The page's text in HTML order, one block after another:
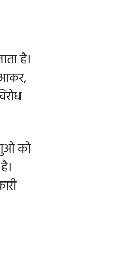
है।
आकर,
को